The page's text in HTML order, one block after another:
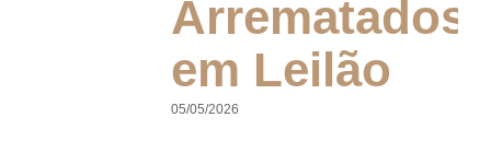
Arrematados
em Leilão
05/05/2026